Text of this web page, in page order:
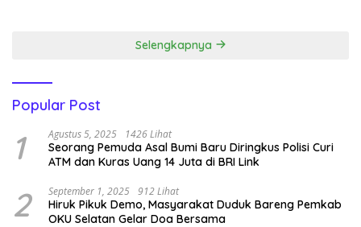
Selengkapnya
Popular Post
1 Agustus 5, 2025 1426 Lihat
Seorang Pemuda Asal Bumi Baru Diringkus Polisi Curi
ATM dan Kuras Uang 14 Juta di BRI Link
2 September 1, 2025 912 Lihat
Hiruk Pikuk Demo, Masyarakat Duduk Bareng Pemkab
OKU Selatan Gelar Doa Bersama